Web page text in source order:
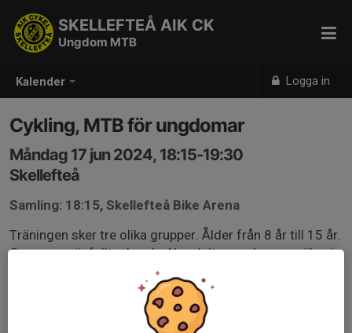
Kalender Logga in
SKELLEFTEÅ AIK CK
Ungdom MTB
Cykling, MTB för ungdomar
Måndag 17 jun 2024, 18:15-19:30
Skellefteå
Samling: 18:15, Skellefteå Bike Arena
Träningen sker tre olika grupper. Ålder från 8 år till 15 år.
Grupperna är fulltecknade. Nya deltagare kan anmäla sig
till kölistan. Kontakta Tomas helst via mail.
tomas.nystroms@outlook.com tel. 070-6532160